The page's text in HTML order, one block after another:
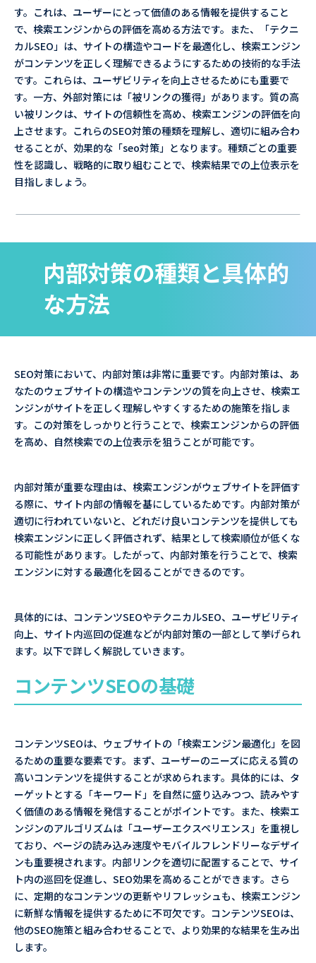
す。これは、ユーザーにとって価値のある情報を提供すること
で、検索エンジンからの評価を高める方法です。また、「テクニ
カルSEO」は、サイトの構造やコードを最適化し、検索エンジン
がコンテンツを正しく理解できるようにするための技術的な手法
です。これらは、ユーザビリティを向上させるためにも重要で
す。一方、外部対策には「被リンクの獲得」があります。質の高
い被リンクは、サイトの信頼性を高め、検索エンジンの評価を向
上させます。これらのSEO対策の種類を理解し、適切に組み合わ
せることが、効果的な「seo対策」となります。種類ごとの重要
性を認識し、戦略的に取り組むことで、検索結果での上位表示を
目指しましょう。
内部対策の種類と具体的
な方法
SEO対策において、内部対策は非常に重要です。内部対策は、あ
なたのウェブサイトの構造やコンテンツの質を向上させ、検索エ
ンジンがサイトを正しく理解しやすくするための施策を指しま
す。この対策をしっかりと行うことで、検索エンジンからの評価
を高め、自然検索での上位表示を狙うことが可能です。
内部対策が重要な理由は、検索エンジンがウェブサイトを評価す
る際に、サイト内部の情報を基にしているためです。内部対策が
適切に行われていないと、どれだけ良いコンテンツを提供しても
検索エンジンに正しく評価されず、結果として検索順位が低くな
る可能性があります。したがって、内部対策を行うことで、検索
エンジンに対する最適化を図ることができるのです。
具体的には、コンテンツSEOやテクニカルSEO、ユーザビリティ
向上、サイト内巡回の促進などが内部対策の一部として挙げられ
ます。以下で詳しく解説していきます。
コンテンツSEOの基礎
コンテンツSEOは、ウェブサイトの「検索エンジン最適化」を図
るための重要な要素です。まず、ユーザーのニーズに応える質の
高いコンテンツを提供することが求められます。具体的には、タ
ーゲットとする「キーワード」を自然に盛り込みつつ、読みやす
く価値のある情報を発信することがポイントです。また、検索エ
ンジンのアルゴリズムは「ユーザーエクスペリエンス」を重視し
ており、ページの読み込み速度やモバイルフレンドリーなデザイ
ンも重要視されます。内部リンクを適切に配置することで、サイ
ト内の巡回を促進し、SEO効果を高めることができます。さら
に、定期的なコンテンツの更新やリフレッシュも、検索エンジン
に新鮮な情報を提供するために不可欠です。コンテンツSEOは、
他のSEO施策と組み合わせることで、より効果的な結果を生み出
します。